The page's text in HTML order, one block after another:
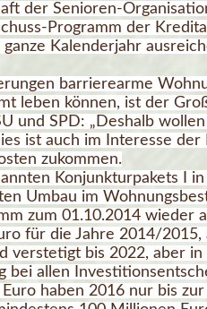
der Senioren-
Programm der
Kalenderjahr
barrierearme
leben können, ist der
und SPD: „Deshalb
ist auch im Interesse der
zukommen.
Konjunkturpakets I
Umbau im
zum 01.10.2014 wieder
für die Jahre 2014/
verstetigt bis 2022, aber
bei allen
haben 2016 nur bis